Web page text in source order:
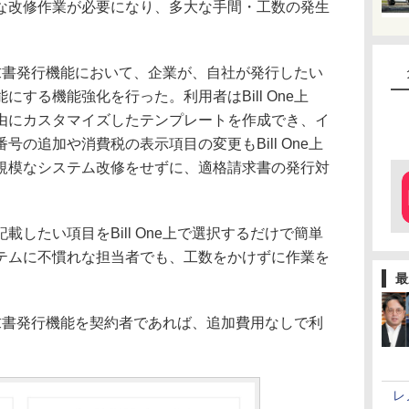
改修作業が必要になり、多大な手間・工数の発生
行機能において、企業が、自社が発行したい
にする機能強化を行った。利用者はBill One上
カスタマイズしたテンプレートを作成でき、イ
号の追加や消費税の表示項目の変更もBill One上
模なシステム改修をせずに、適格請求書の発行対
したい項目をBill One上で選択するだけで簡単
ムに不慣れな担当者でも、工数をかけずに作業を
行機能を契約者であれば、追加費用なしで利